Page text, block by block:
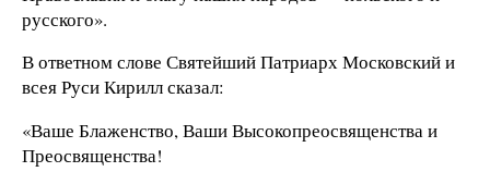
русского».
В ответном слове Святейший Патриарх Московский и
всея Руси Кирилл сказал:
«Ваше Блаженство, Ваши Высокопреосвященства и
Преосвященства!